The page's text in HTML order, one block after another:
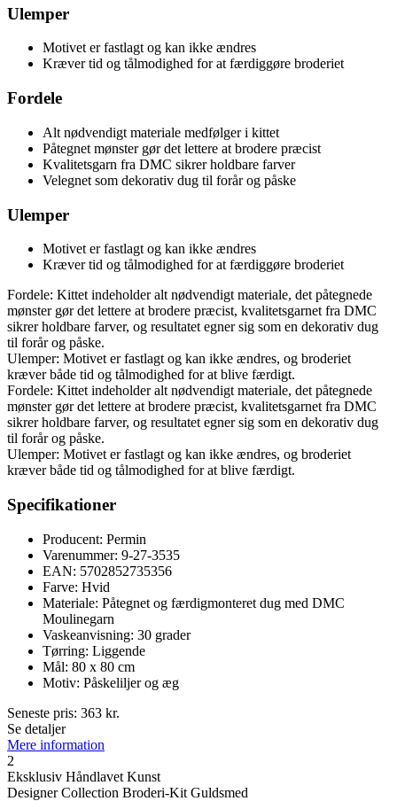
Ulemper
Motivet er fastlagt og kan ikke ændres
Kræver tid og tålmodighed for at færdiggøre broderiet
Fordele
Alt nødvendigt materiale medfølger i kittet
Påtegnet mønster gør det lettere at brodere præcist
Kvalitetsgarn fra DMC sikrer holdbare farver
Velegnet som dekorativ dug til forår og påske
Ulemper
Motivet er fastlagt og kan ikke ændres
Kræver tid og tålmodighed for at færdiggøre broderiet
Fordele: Kittet indeholder alt nødvendigt materiale, det påtegnede
mønster gør det lettere at brodere præcist, kvalitetsgarnet fra DMC
sikrer holdbare farver, og resultatet egner sig som en dekorativ dug
til forår og påske.
Ulemper: Motivet er fastlagt og kan ikke ændres, og broderiet
kræver både tid og tålmodighed for at blive færdigt.
Fordele: Kittet indeholder alt nødvendigt materiale, det påtegnede
mønster gør det lettere at brodere præcist, kvalitetsgarnet fra DMC
sikrer holdbare farver, og resultatet egner sig som en dekorativ dug
til forår og påske.
Ulemper: Motivet er fastlagt og kan ikke ændres, og broderiet
kræver både tid og tålmodighed for at blive færdigt.
Specifikationer
Producent: Permin
Varenummer: 9-27-3535
EAN: 5702852735356
Farve: Hvid
Materiale: Påtegnet og færdigmonteret dug med DMC
Moulinegarn
Vaskeanvisning: 30 grader
Tørring: Liggende
Mål: 80 x 80 cm
Motiv: Påskeliljer og æg
Seneste pris: 363 kr.
Se detaljer
Mere information
2
Eksklusiv Håndlavet Kunst
Designer Collection Broderi-Kit Guldsmed